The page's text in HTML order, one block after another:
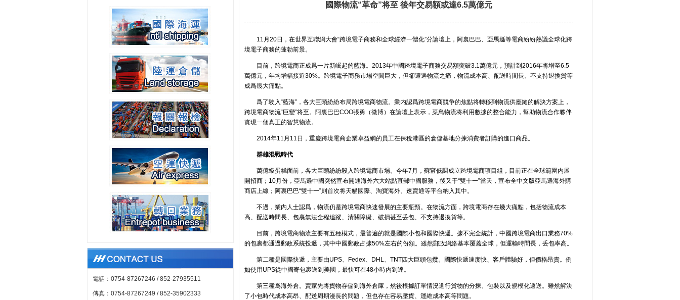
電話：0754-87267246 /852-27935511
傳真：0754-87267249 /852-35902333
國際物流“革命”将至 後年交易額或達6.5萬億元
11月20日，在世界互聯網大會“跨境電子商務和全球經濟一體化”分論壇上，阿裏巴巴、亞馬遜等電商紛紛熱議全球化跨
境電子商務的蓬勃前景。
目前，跨境電商正成爲一片新崛起的藍海。2013年中國跨境電子商務交易額突破3.1萬億元，預計到2016年将增至6.5
萬億元，年均增幅接近30%。跨境電子商務市場空間巨大，但卻遭遇物流之痛，物流成本高、配送時間長、不支持退換貨等
成爲幾大痛點。
爲了駛入“藍海”，各大巨頭紛紛布局跨境電商物流。業内認爲跨境電商競争的焦點将轉移到物流供應鏈的解決方案上，
跨境電商物流“巨變”将至。阿裏巴巴COO張勇（微博）在論壇上表示，菜鳥物流将利用數據的整合能力，幫助物流合作夥伴
實現一個真正的智慧物流。
2014年11月11日，重慶跨境電商企業卓益網的員工在保稅港區的倉儲基地分揀消費者訂購的進口商品。
群雄混戰時代
萬億級蛋糕面前，各大巨頭紛紛殺入跨境電商市場。今年7月，蘇甯低調成立跨境電商項目組，目前正在全球範圍内展
開招商；10月份，亞馬遜中國突然宣布開通海外六大站點直郵中國服務，後又于“雙十一”當天，宣布全中文版亞馬遜海外購
商店上線；阿裏巴巴“雙十一”則首次将天貓國際、淘寶海外、速賣通等平台納入其中。
不過，業内人士認爲，物流仍是跨境電商快速發展的主要瓶頸。在物流方面，跨境電商存在幾大痛點，包括物流成本
高、配送時間長、包裹無法全程追蹤、清關障礙、破損甚至丢包、不支持退換貨等。
目前，跨境電商物流主要有五種模式，最普遍的就是國際小包和國際快遞。據不完全統計，中國跨境電商出口業務70%
的包裹都通過郵政系統投遞，其中中國郵政占據50%左右的份額。雖然郵政網絡基本覆蓋全球，但運輸時間長，丢包率高。
第二種是國際快遞，主要由UPS、Fedex、DHL、TNT四大巨頭包攬。國際快遞速度快、客戶體驗好，但價格昂貴。例
如使用UPS從中國寄包裹送到美國，最快可在48小時内到達。
第三種爲海外倉。賣家先将貨物存儲到海外倉庫，然後根據訂單情況進行貨物的分揀、包裝以及規模化遞送。雖然解決
了小包時代成本高昂、配送周期漫長的問題，但也存在容易壓貨、運維成本高等問題。